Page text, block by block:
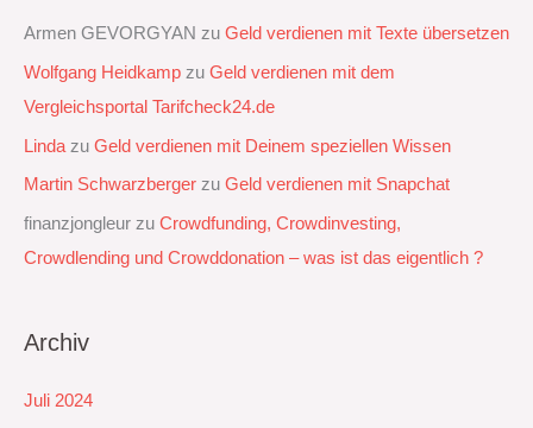
Armen GEVORGYAN zu Geld verdienen mit Texte übersetzen
Wolfgang Heidkamp zu Geld verdienen mit dem
Vergleichsportal Tarifcheck24.de
Linda zu Geld verdienen mit Deinem speziellen Wissen
Martin Schwarzberger zu Geld verdienen mit Snapchat‭
finanzjongleur zu Crowdfunding, Crowdinvesting,
Crowdlending und Crowddonation – was ist das eigentlich ?
Archiv
Juli 2024